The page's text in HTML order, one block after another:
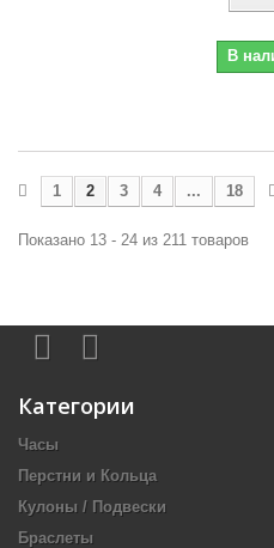
В
1 2 3 4 ... 18
Показано 13 - 24 из 211 товаров
Категории
Часы
Перстни и Кольца
Кулоны / Подвески
Браслеты